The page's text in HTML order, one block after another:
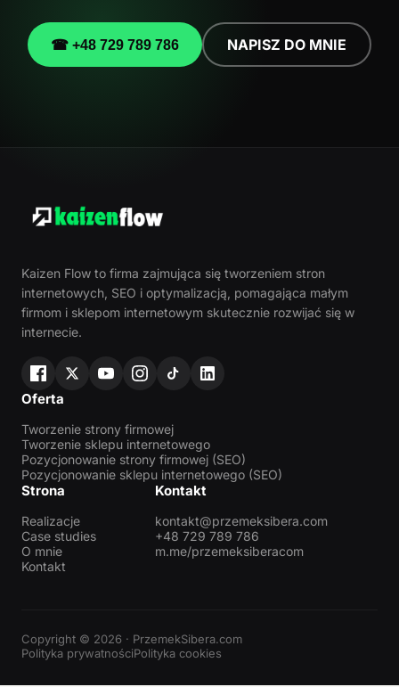
☎ +48 729 789 786 NAPISZ DO MNIE
Kaizen Flow to firma zajmująca się tworzeniem stron
internetowych, SEO i optymalizacją, pomagająca małym
firmom i sklepom internetowym skutecznie rozwijać się w
internecie.
Oferta
Tworzenie strony firmowej
Tworzenie sklepu internetowego
Pozycjonowanie strony firmowej (SEO)
Pozycjonowanie sklepu internetowego (SEO)
Strona
Realizacje
Case studies
O mnie
Kontakt
Kontakt
kontakt@przemeksibera.com
+48 729 789 786
m.me/przemeksiberacom
Copyright © 2026 · PrzemekSibera.com
Polityka prywatnościPolityka cookies